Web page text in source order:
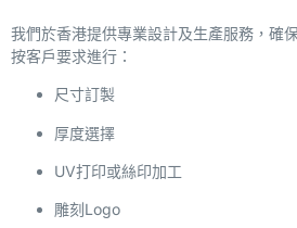
我們於香港提供專業設計及生產服務，確
按客戶要求進行：
尺寸訂製
厚度選擇
UV打印或絲印加工
雕刻Logo